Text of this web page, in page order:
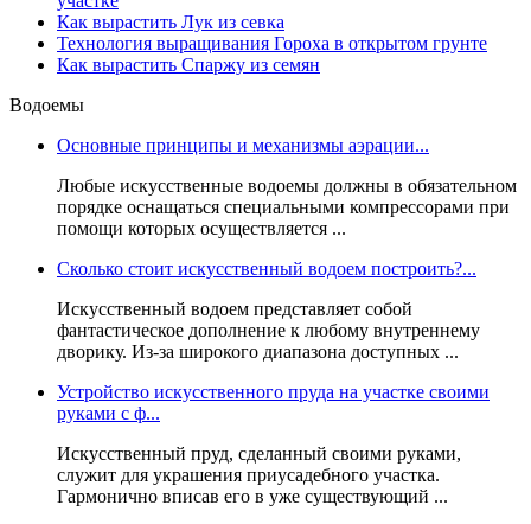
Как вырастить Лук из севка
Технология выращивания Гороха в открытом грунте
Как вырастить Спаржу из семян
Водоемы
Основные принципы и механизмы аэрации...
Любые искусственные водоемы должны в обязательном
порядке оснащаться специальными компрессорами при
помощи которых осуществляется ...
Сколько стоит искусственный водоем построить?...
Искусственный водоем представляет собой
фантастическое дополнение к любому внутреннему
дворику. Из-за широкого диапазона доступных ...
Устройство искусственного пруда на участке своими
руками с ф...
Искусственный пруд, сделанный своими руками,
служит для украшения приусадебного участка.
Гармонично вписав его в уже существующий ...